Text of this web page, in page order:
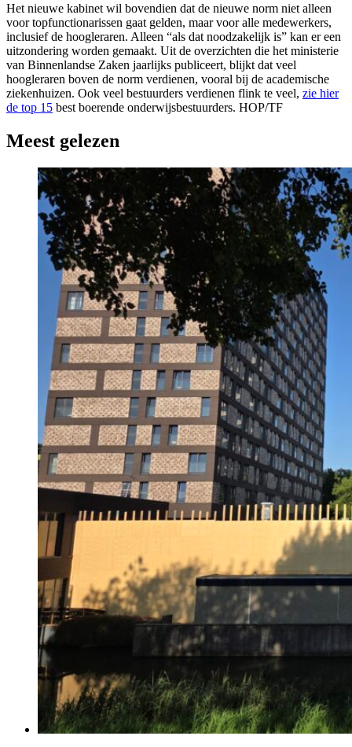
Het nieuwe kabinet wil bovendien dat de nieuwe norm niet alleen
voor topfunctionarissen gaat gelden, maar voor alle medewerkers,
inclusief de hoogleraren. Alleen “als dat noodzakelijk is” kan er een
uitzondering worden gemaakt. Uit de overzichten die het ministerie
van Binnenlandse Zaken jaarlijks publiceert, blijkt dat veel
hoogleraren boven de norm verdienen, vooral bij de academische
ziekenhuizen. Ook veel bestuurders verdienen flink te veel, zie hier
de top 15 best boerende onderwijsbestuurders. HOP/TF
Meest gelezen